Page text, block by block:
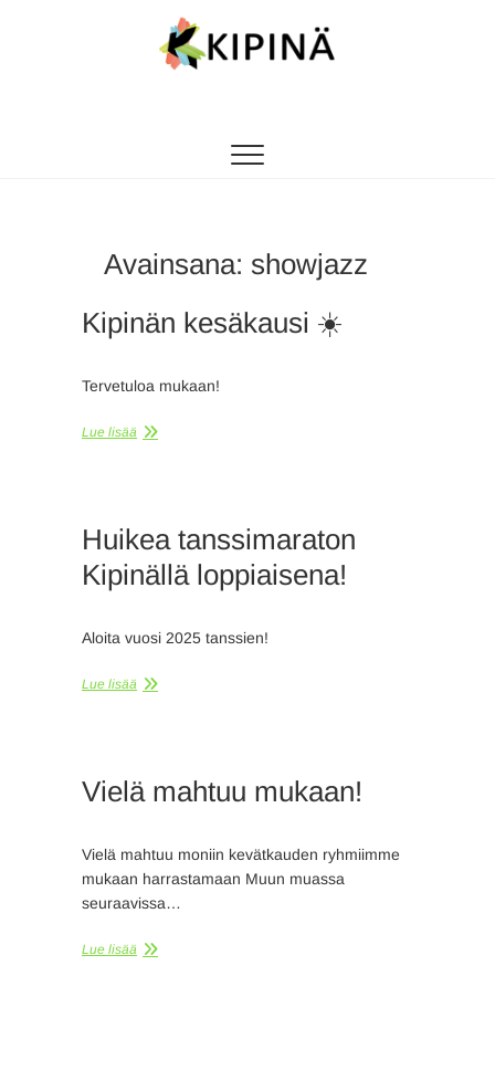
Avainsana: showjazz
Kipinän kesäkausi ☀️
Tervetuloa mukaan!
Lue lisää
Huikea tanssimaraton
Kipinällä loppiaisena!
Aloita vuosi 2025 tanssien!
Lue lisää
Vielä mahtuu mukaan!
Vielä mahtuu moniin kevätkauden ryhmiimme
mukaan harrastamaan Muun muassa
seuraavissa…
Lue lisää